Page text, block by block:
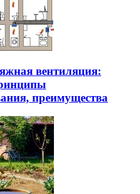
вентиляция:
преимущества